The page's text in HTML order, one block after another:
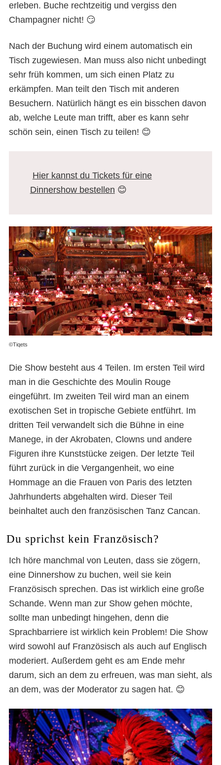
erleben. Buche rechtzeitig und vergiss den
Champagner nicht! 😏
Nach der Buchung wird einem automatisch ein
Tisch zugewiesen. Man muss also nicht unbedingt
sehr früh kommen, um sich einen Platz zu
erkämpfen. Man teilt den Tisch mit anderen
Besuchern. Natürlich hängt es ein bisschen davon
ab, welche Leute man trifft, aber es kann sehr
schön sein, einen Tisch zu teilen! 😊
Hier kannst du Tickets für eine
Dinnershow bestellen 😊
©Tiqets
Die Show besteht aus 4 Teilen. Im ersten Teil wird
man in die Geschichte des Moulin Rouge
eingeführt. Im zweiten Teil wird man an einem
exotischen Set in tropische Gebiete entführt. Im
dritten Teil verwandelt sich die Bühne in eine
Manege, in der Akrobaten, Clowns und andere
Figuren ihre Kunststücke zeigen. Der letzte Teil
führt zurück in die Vergangenheit, wo eine
Hommage an die Frauen von Paris des letzten
Jahrhunderts abgehalten wird. Dieser Teil
beinhaltet auch den französischen Tanz Cancan.
Du sprichst kein Französisch?
Ich höre manchmal von Leuten, dass sie zögern,
eine Dinnershow zu buchen, weil sie kein
Französisch sprechen. Das ist wirklich eine große
Schande. Wenn man zur Show gehen möchte,
sollte man unbedingt hingehen, denn die
Sprachbarriere ist wirklich kein Problem! Die Show
wird sowohl auf Französisch als auch auf Englisch
moderiert. Außerdem geht es am Ende mehr
darum, sich an dem zu erfreuen, was man sieht, als
an dem, was der Moderator zu sagen hat. 😊